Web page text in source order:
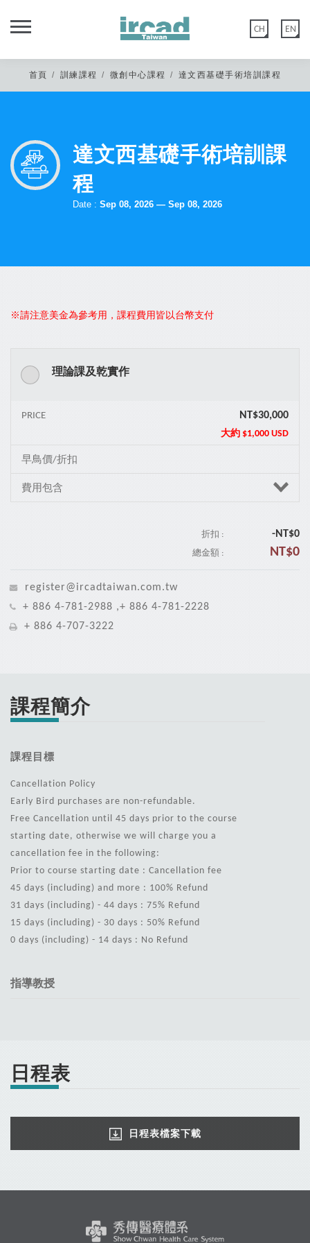
EN
CH
親愛的IRCAD台灣校友您好，
秀傳微創中心網站功能於2020年5月12日優化建置，
舊官網會員：如您尚未在以上日期登入過或更改過密碼，請點選 【忘記
首頁 訓練課程 微創中心課程 達文西基礎手術培訓課程
達文西基礎手術培訓課
程
Date : Sep 08, 2026 — Sep 08, 2026
※請注意美金為參考用，課程費用皆以台幣支付
理論課及乾實作
NT$30,000
大約 $1,000 USD
PRICE
早鳥價/折扣
費用包含
折扣 : -NT$0
總金額 : NT$0
register@ircadtaiwan.com.tw
+ 886 4-781-2988 ,+ 886 4-781-2228
+ 886 4-707-3222
課程簡介
課程目標
Cancellation Policy
Early Bird purchases are non-refundable.
Free Cancellation until 45 days prior to the course
starting date, otherwise we will charge you a
cancellation fee in the following:
Prior to course starting date : Cancellation fee
45 days (including) and more : 100% Refund
31 days (including) - 44 days : 75% Refund
15 days (including) - 30 days : 50% Refund
0 days (including) - 14 days : No Refund
指導教授
日程表
日程表檔案下載